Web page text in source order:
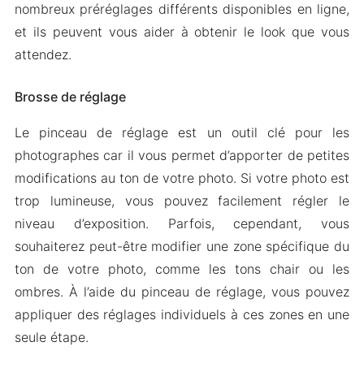
nombreux préréglages différents disponibles en ligne,
et ils peuvent vous aider à obtenir le look que vous
attendez.
Brosse de réglage
Le pinceau de réglage est un outil clé pour les
photographes car il vous permet d’apporter de petites
modifications au ton de votre photo. Si votre photo est
trop lumineuse, vous pouvez facilement régler le
niveau d’exposition. Parfois, cependant, vous
souhaiterez peut-être modifier une zone spécifique du
ton de votre photo, comme les tons chair ou les
ombres. À l’aide du pinceau de réglage, vous pouvez
appliquer des réglages individuels à ces zones en une
seule étape.